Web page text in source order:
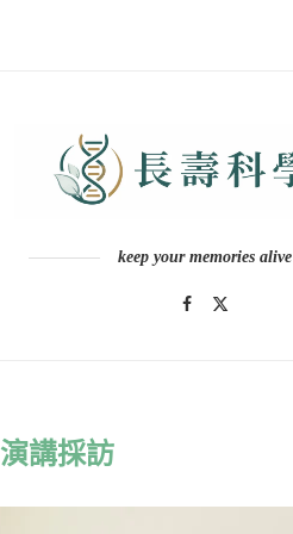
keep your memories alive
演講採訪